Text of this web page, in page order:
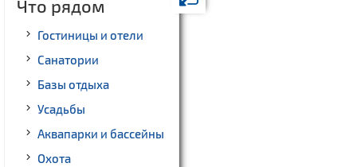
Что рядом
Гостиницы и отели
Санатории
Базы отдыха
Усадьбы
Аквапарки и бассейны
Охота